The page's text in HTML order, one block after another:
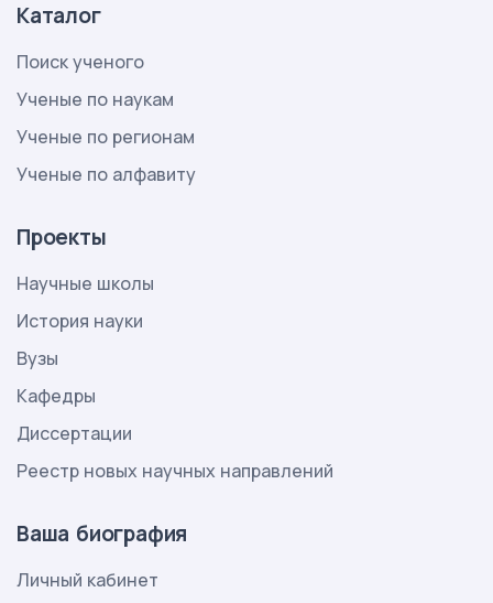
Каталог
Поиск ученого
Ученые по наукам
Ученые по регионам
Ученые по алфавиту
Проекты
Научные школы
История науки
Вузы
Кафедры
Диссертации
Реестр новых научных направлений
Ваша биография
Личный кабинет